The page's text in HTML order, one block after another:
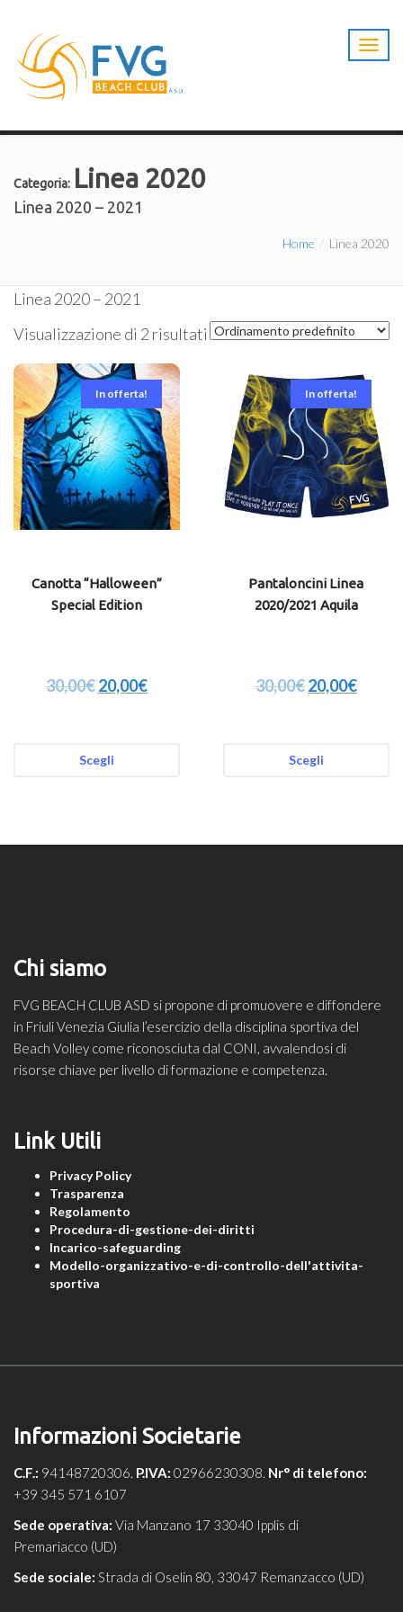
T
o
e
a
Categoria: Linea 2020
Linea 2020 – 2021
Home Linea 2020
Linea 2020 – 2021
Visualizzazione di 2 risultati
In offerta!
Canotta “Halloween”
Special Edition
30,00€20,00€
Scegli
In offerta!
Pantaloncini Linea
2020/2021 Aquila
30,00€20,00€
Scegli
Chi siamo
FVG BEACH CLUB ASD si propone di promuovere e diffondere
in Friuli Venezia Giulia l’esercizio della disciplina sportiva del
Beach Volley come riconosciuta dal CONI, avvalendosi di
risorse chiave per livello di formazione e competenza.
Link Utili
Privacy Policy
Trasparenza
Regolamento
Procedura-di-gestione-dei-diritti
Incarico-safeguarding
Modello-organizzativo-e-di-controllo-dell'attivita-
sportiva
Informazioni Societarie
C.F.: 94148720306. P.IVA: 02966230308. Nr° di telefono:
+39 345 571 6107
Sede operativa: Via Manzano 17 33040 Ipplis di
Premariacco (UD)
Sede sociale: Strada di Oselin 80, 33047 Remanzacco (UD)